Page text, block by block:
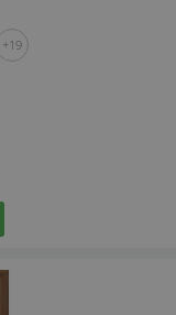
+19